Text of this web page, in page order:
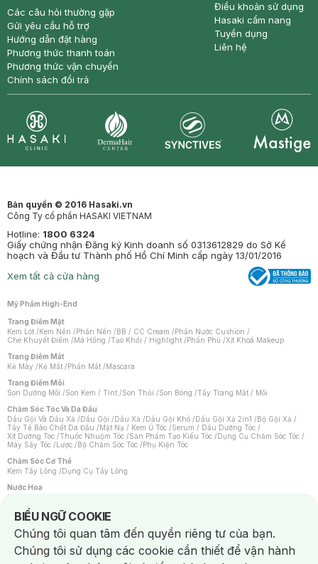
Các câu hỏi thường gặp
Gửi yêu cầu hỗ trợ
Hướng dẫn đặt hàng
Phương thức thanh toán
Phương thức vận chuyển
Chính sách đổi trả
Điều khoản sử dụng
Hasaki cẩm nang
Tuyển dụng
Liên hệ
Bản quyền © 2016 Hasaki.vn
Công Ty cổ phần HASAKI VIETNAM
Hotline: 1800 6324
Giấy chứng nhận Đăng ký Kinh doanh số 0313612829 do Sở Kế
hoạch và Đầu tư Thành phố Hồ Chí Minh cấp ngày 13/01/2016
Xem tất cả cửa hàng
Mỹ Phẩm High-End
Trang Điểm Mặt
Kem Lót /Kem Nền /Phấn Nền /BB / CC Cream /Phấn Nước Cushion /
Che Khuyết Điểm /Má Hồng /Tạo Khối / Highlight /Phấn Phủ /Xịt Khoá Makeup
Trang Điểm Mắt
Kẻ Mày /Kẻ Mắt /Phấn Mắt /Mascara
Trang Điểm Môi
Son Dưỡng Môi /Son Kem / Tint /Son Thỏi /Son Bóng /Tẩy Trang Mắt / Môi
Chăm Sóc Tóc Và Da Đầu
Dầu Gội Và Dầu Xả /Dầu Gội /Dầu Xả /Dầu Gội Khô /Dầu Gội Xả 2in1 /Bộ Gội Xả /
Tẩy Tế Bào Chết Da Đầu /Mặt Nạ / Kem Ủ Tóc /Serum / Dầu Dưỡng Tóc /
Xịt Dưỡng Tóc /Thuốc Nhuộm Tóc /Sản Phẩm Tạo Kiểu Tóc /Dụng Cụ Chăm Sóc Tóc /
Máy Sấy Tóc /Lược /Bộ Chăm Sóc Tóc /Phụ Kiện Tóc
Chăm Sóc Cơ Thể
Kem Tẩy Lông /Dụng Cụ Tẩy Lông
Nước Hoa
Nước Hoa Nữ
Chăm Sóc Cá Nhân
Chống Muỗi /Khẩu Trang /Máy Massage/Mặt Nạ Xông Hơi /Nước Rửa Tay/
Sản Phẩm Chăm Sóc Khác /Bàn Chải Đánh Răng /Bàn Chải Điện/
Hỗ Trợ Trắng Răng/Kem Đánh Răng /Máy Tăm Nước/ Nước Súc Miệng/
Tăm / Chỉ Nha Khoa/ Xịt Thơm Miệng / Dung Dịch Vệ Sinh/Dưỡng Vùng Kín/
BIỂU NGỮ COOKIE
Notice about cookies usage
Chúng tôi quan tâm đến quyền riêng tư của bạn.
Chúng tôi sử dụng các cookie cần thiết để vận hành